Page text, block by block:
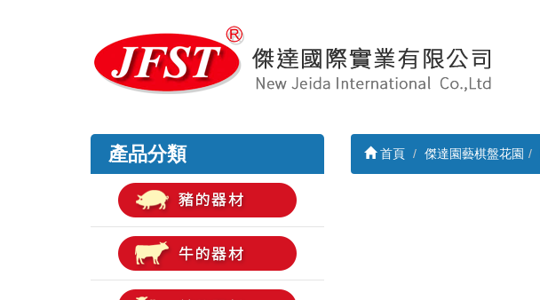
產品分類 首頁 傑達園藝棋盤花園